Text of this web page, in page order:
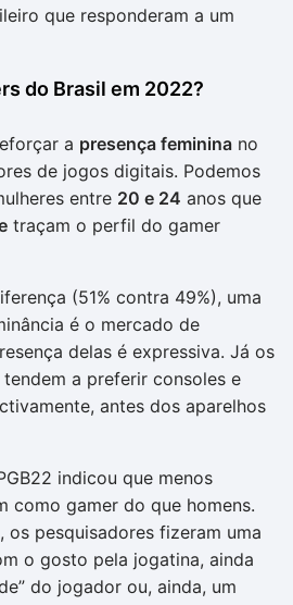
que responderam a um
do Brasil em 2022?
a presença feminina no
de jogos digitais. Podemos
entre 20 e 24 anos que
traçam o perfil do gamer
(51% contra 49%), uma
é o mercado de
delas é expressiva. Já os
a preferir consoles e
antes dos aparelhos
indicou que menos
como gamer do que homens.
os pesquisadores fizeram uma
o gosto pela jogatina, ainda
do jogador ou, ainda, um